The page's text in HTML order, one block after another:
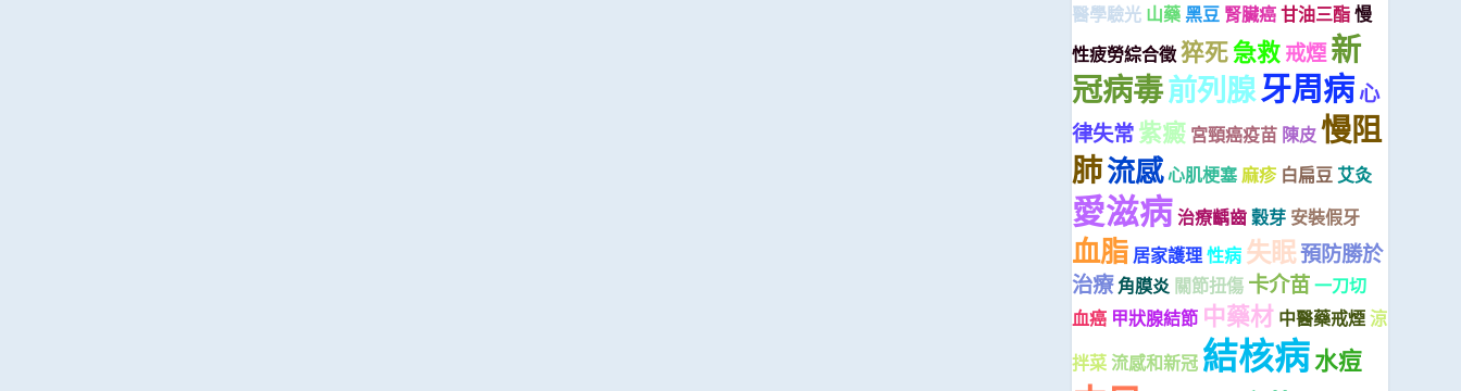
醫學驗光 山藥黑豆 腎臟癌甘油三酯慢
性疲勞綜合徵猝死急救戒煙新
冠病毒前列腺牙周病心
律失常紫癜 宮頸癌疫苗 陳皮慢阻
肺流感心肌梗塞麻疹 白扁豆 艾灸
愛滋病治療齲齒穀芽 安裝假牙
血脂 居家護理性病 失眠預防勝於
治療 角膜炎 關節扭傷 卡介苗一刀切
血癌 甲狀腺結節 中藥材 中醫藥戒煙涼
拌菜流感和新冠 結核病水痘